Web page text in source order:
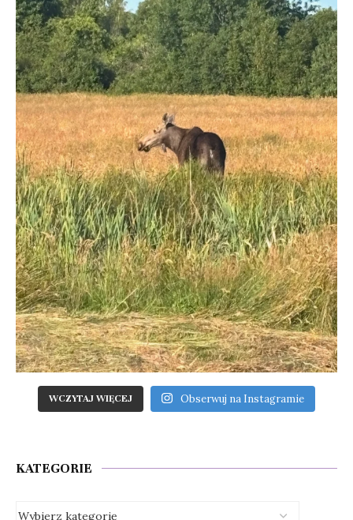
WCZYTAJ WIĘCEJ Obserwuj na Instagramie
KATEGORIE